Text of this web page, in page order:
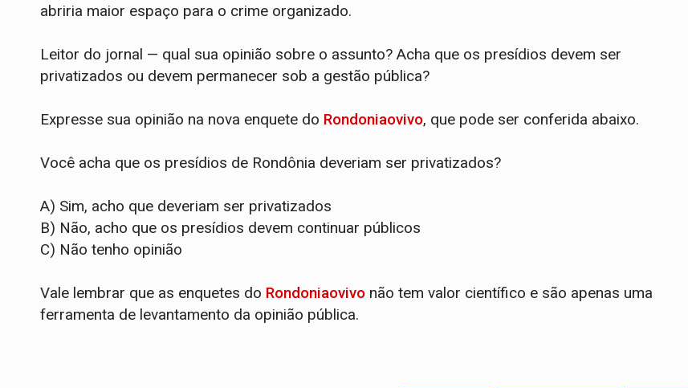
abriria maior espaço para o crime organizado.
Leitor do jornal — qual sua opinião sobre o assunto? Acha que os presídios devem ser
privatizados ou devem permanecer sob a gestão pública?
Expresse sua opinião na nova enquete do Rondoniaovivo, que pode ser conferida abaixo.
Você acha que os presídios de Rondônia deveriam ser privatizados?
A) Sim, acho que deveriam ser privatizados
B) Não, acho que os presídios devem continuar públicos
C) Não tenho opinião
Vale lembrar que as enquetes do Rondoniaovivo não tem valor científico e são apenas uma
ferramenta de levantamento da opinião pública.